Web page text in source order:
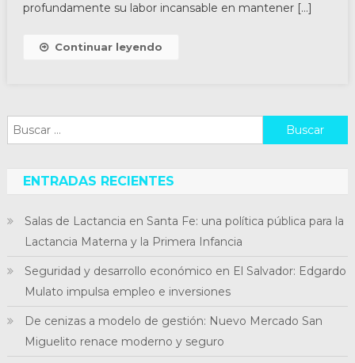
profundamente su labor incansable en mantener […]
Continuar leyendo
Buscar:
ENTRADAS RECIENTES
Salas de Lactancia en Santa Fe: una política pública para la
Lactancia Materna y la Primera Infancia
Seguridad y desarrollo económico en El Salvador: Edgardo
Mulato impulsa empleo e inversiones
De cenizas a modelo de gestión: Nuevo Mercado San
Miguelito renace moderno y seguro